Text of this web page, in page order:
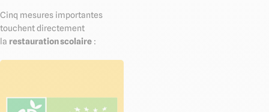
Cinq mesures importantes
touchent directement
la restauration scolaire :